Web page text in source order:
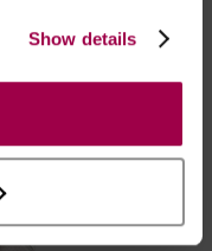
Show details